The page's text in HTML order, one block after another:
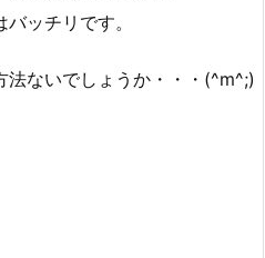
ッチリです。
法ないでしょうか・・・(^m^;)